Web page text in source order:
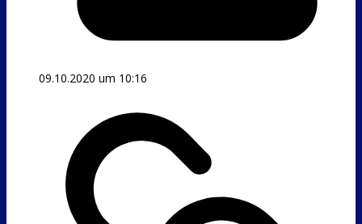
09.10.2020 um 10:16